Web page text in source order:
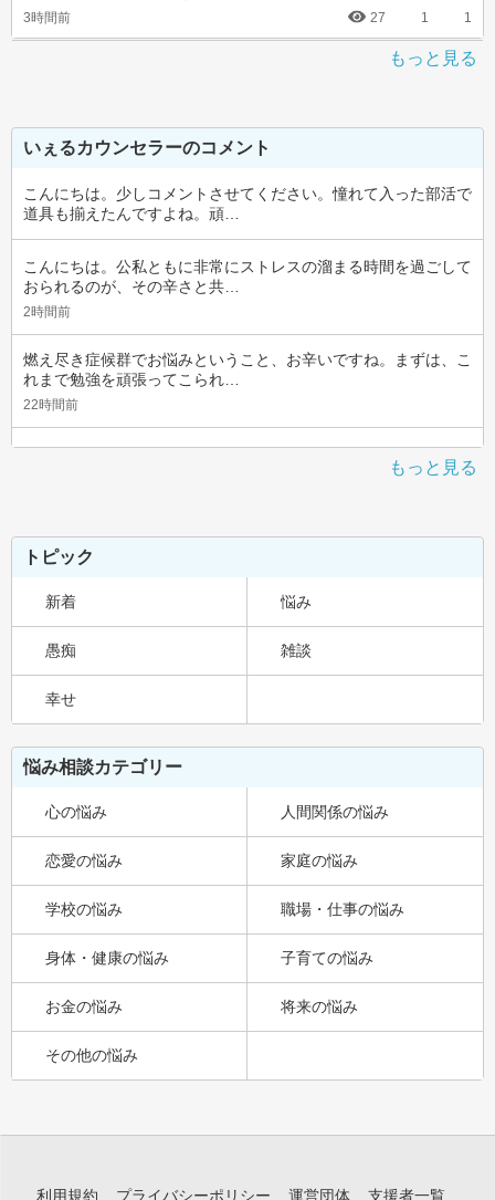
3時間前 27 1 1
もっと見る
いぇるカウンセラーのコメント
こんにちは。少しコメントさせてください。憧れて入った部活で
道具も揃えたんですよね。頑…
こんにちは。公私ともに非常にストレスの溜まる時間を過ごして
おられるのが、その辛さと共…
2時間前
燃え尽き症候群でお悩みということ、お辛いですね。まずは、こ
れまで勉強を頑張ってこられ…
22時間前
もっと見る
トピック
新着 悩み
愚痴 雑談
幸せ
悩み相談カテゴリー
心の悩み 人間関係の悩み
恋愛の悩み 家庭の悩み
学校の悩み 職場・仕事の悩み
身体・健康の悩み 子育ての悩み
お金の悩み 将来の悩み
その他の悩み
利用規約 プライバシーポリシー 運営団体 支援者一覧